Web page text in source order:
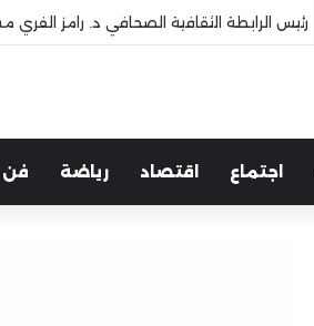
الفري يستقبل نقيب موظفي قاديشا
اجتماع اقتصاد رياضة فن